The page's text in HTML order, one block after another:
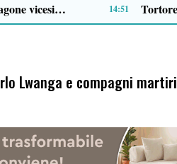
Verso il 66^ Salone nautico internazionale di Genova: aperto il ticketing online 13:01
Lwanga e compagni martiri